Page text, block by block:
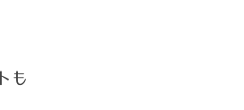
も